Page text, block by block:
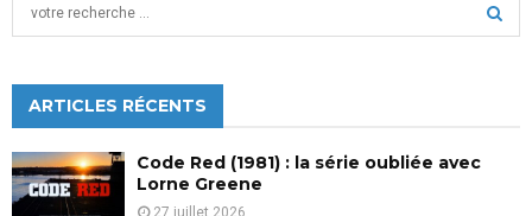
h
f
o
r
ARTICLES RÉCENTS
Code Red (1981) : la série oubliée avec
Lorne Greene
27 juillet 2026